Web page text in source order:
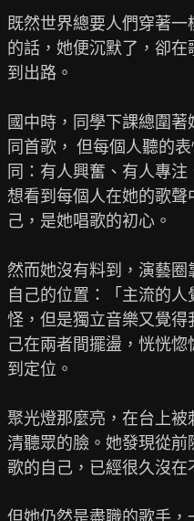
既然世界總要人們穿著
的話，她便沉默了，卻在
到出路。
國中時，同學下課總圍
同首歌， 但每個人聽的
同：有人興奮、有人專注
想看到每個人在她的歌聲
己，是她唱歌的初心。
然而她沒有料到，演藝圈
自己的位置：「主流的人
怪，但是獨立音樂又覺
己在兩者間擺盪，恍恍惚
到定位。
聚光燈那麼亮，在台上
清聽眾的臉。她發現從前
歌的自己，已經很久沒在
但她仍然是盡職的歌手